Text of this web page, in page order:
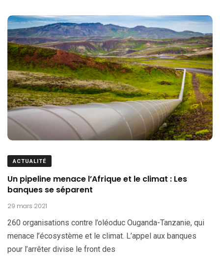
ACTUALITÉ
Un pipeline menace l’Afrique et le climat : Les
banques se séparent
29 mars 2021
260 organisations contre l’oléoduc Ouganda-Tanzanie, qui
menace l’écosystème et le climat. L’appel aux banques
pour l’arrêter divise le front des